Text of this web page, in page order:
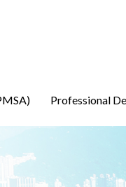
Professional